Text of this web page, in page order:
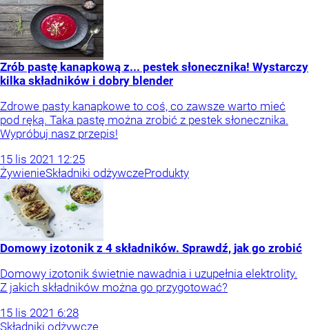
Zrób pastę kanapkową z... pestek słonecznika! Wystarczy
kilka składników i dobry blender
Zdrowe pasty kanapkowe to coś, co zawsze warto mieć
pod ręką. Taka pastę można zrobić z pestek słonecznika.
Wypróbuj nasz przepis!
15 lis 2021 12:25
ŻywienieSkładniki odżywczeProdukty
Domowy izotonik z 4 składników. Sprawdź, jak go zrobić
Domowy izotonik świetnie nawadnia i uzupełnia elektrolity.
Z jakich składników można go przygotować?
15 lis 2021 6:28
Składniki odżywcze